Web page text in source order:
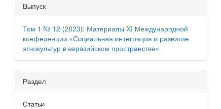
Выпуск
Том 1 № 12 (2023): Материалы XI Международной
конференции «Социальная интеграция и развитие
этнокультур в евразийском пространстве»
Раздел
Статьи